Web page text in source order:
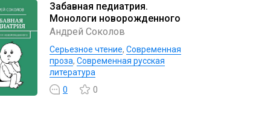
Забавная педиатрия.
Монологи новорожденного
Андрей Соколов
Серьезное чтение, Современная
проза, Современная русская
литература
0
0